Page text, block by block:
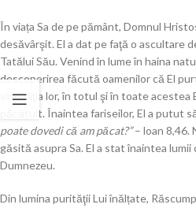
În viața Sa de pe pământ, Domnul
desăvârşit. El a dat pe faţă o ascultare
Tatălui Său. Venind în lume în haina
descoperirea făcută oamenilor că El
vinovăţia lor, în totul şi în toate
păcătuit. Înaintea fariseilor, El a putut
poate dovedi că am păcat?”– loan 8,46.
găsită asupra Sa. El a stat înaintea
Dumnezeu.
Din lumina purităţii Lui înălțate,